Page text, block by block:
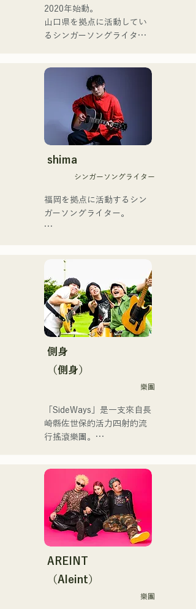
ゴットタレント」で日本人
の芸人史上初のゴールデン
ブザーを獲得し、その後ス
もゴールデンブザーを獲得
した、ノボせもんなべの応
援歌「ゴールデンブザー」
や、アメリカ留学時代の心
友とコライトした本格的カ
ントリーソング「Life Goes
それらの楽曲を揃えた自身
初のフルアルバム「ONE
2025.12.31にリリースし、
iTunesカントリーアルバム
て」、FBS「福岡く
ん。」、「発見らくちゃ
く！」やFUKUOKA
STREET PARTY、
Hannibal Halloween Music
Festival ,sunset live2019、
鷹祭Summer Boostイベン
トステージにも出演。MCと
cup2019 Public viewing、競
輪日本一ダービーの場内ア
ナウンス、ラグビー女子日
本代表世界大会スタジアム
滑走屋場内アナウンス、ク
リスマスアドベント、イス
ラデサルサ、福岡ウィニン
グスピリッツのスタジアム
DJ、金鷲旗、山笠関連イベ
ント、地域イベント、
summit)、福岡市武道館オー
プニング記念イベント,結婚
2020年始動。
山口県を拠点に活動してい
るシンガーソングライター
ユニット
コロナ禍に入り、音楽で山
口県を盛り上げたいという
思いからユニットを始動。
当初は動画配信サイトでの
活動のみだったが、2020年
12月より、山口県の地元イ
地元音楽イベントやライブ
ハウスを中心にパフォーマ
ンスをしている。
shima
シンガーソングライター
福岡を拠点に活動するシン
ガーソングライター。
ードの繊細さを併せ持つ楽
曲を届けている。
コンセプトは、「等身大の
ままで。僕とあなたのため
の音楽を。」気持ちが落ち
まう時こそ聴いてほしい。
自分自身も迷いや葛藤を抱
作り物ではなく、ありのま
まの感情や言葉をそのまま
音楽にしている。
2024年10月より音楽活動を
福岡を中心にブッキングラ
イブや路上ライブなど精力
的に活動を行っている。
2025年11月22日にはファー
催。
側身
（側身）
樂團
「SideWays」是一支來自長
崎縣佐世保的活力四射的流
行搖滾樂團。
EP《夢戰夜》，並開啟了全
國巡迴演出。
來聽聽他們根據小說改編的
充滿樂趣又略帶憂鬱的歌曲
吧！
AREINT
（Aleint）
樂團